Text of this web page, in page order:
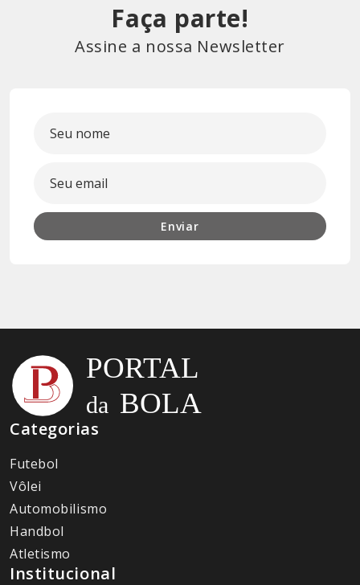
Faça parte!
Assine a nossa Newsletter
Enviar
Categorias
Futebol
Vôlei
Automobilismo
Handbol
Atletismo
Institucional